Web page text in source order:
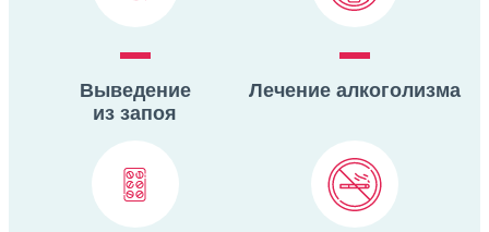
Выведение
из запоя
Лечение алкоголизма